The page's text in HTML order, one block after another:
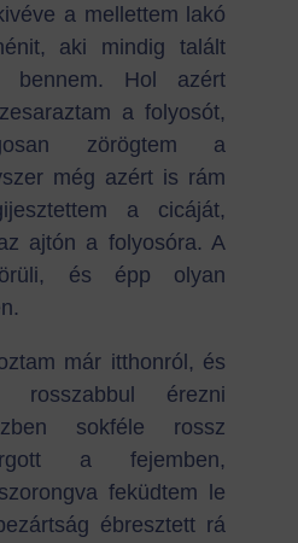
a mellettem lakó
aki mindig talált
bennem. Hol azért
a folyosót,
zörögtem a
még azért is rám
a cicáját,
ajtón a folyosóra. A
és épp olyan
már itthonról, és
rosszabbul érezni
sokféle rossz
a fejemben,
feküdtem le
ébresztett rá